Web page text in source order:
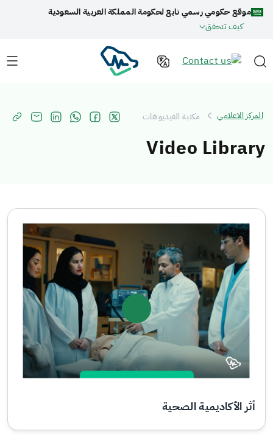
موقع حكومي رسمي تابع لحكومة المملكة العربية السعودية
كيف تتحقق
المركز الاعلامي مكتبة الفيديوهات
Video Library
أثر الأكاديمية الصحية